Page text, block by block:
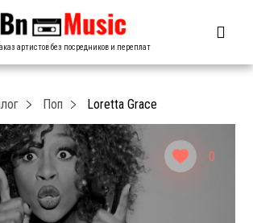
артистов без посредников и переплат
0
Поп Loretta Grace